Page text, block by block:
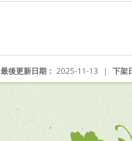
下架
最後更新日期： 2025-11-13 |